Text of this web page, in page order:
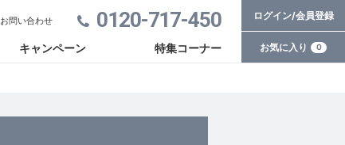
0120-717-450
キャンペーン 特集コーナー
お問い合わせ ログイン/会員登録
お気に入り 0